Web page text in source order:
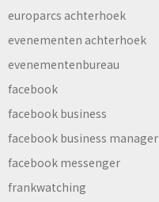
europarcs achterhoek
evenementen achterhoek
evenementenbureau
facebook
facebook business
facebook business manager
facebook messenger
frankwatching